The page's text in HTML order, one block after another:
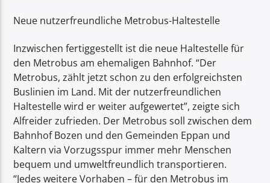
Neue nutzerfreundliche Metrobus-Haltestelle
Inzwischen fertiggestellt ist die neue Haltestelle für
den Metrobus am ehemaligen Bahnhof. “Der
Metrobus, zählt jetzt schon zu den erfolgreichsten
Buslinien im Land. Mit der nutzerfreundlichen
Haltestelle wird er weiter aufgewertet”, zeigte sich
Alfreider zufrieden. Der Metrobus soll zwischen dem
Bahnhof Bozen und den Gemeinden Eppan und
Kaltern via Vorzugsspur immer mehr Menschen
bequem und umweltfreundlich transportieren.
“Jedes weitere Vorhaben – für den Metrobus im